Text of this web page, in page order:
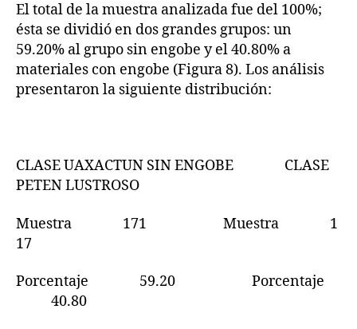
El total de la muestra analizada fue del 100%;
ésta se dividió en dos grandes grupos: un
59.20% al grupo sin engobe y el 40.80% a
materiales con engobe (Figura 8). Los análisis
presentaron la siguiente distribución:
CLASE UAXACTUN SIN ENGOBE CLASE
PETEN LUSTROSO
Muestra 171 Muestra 1
17
Porcentaje 59.20 Porcentaje
40.80